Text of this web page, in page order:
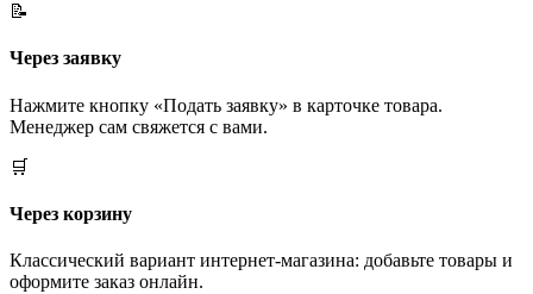
📝
Через заявку
Нажмите кнопку «Подать заявку» в карточке товара.
Менеджер сам свяжется с вами.
🛒
Через корзину
Классический вариант интернет-магазина: добавьте товары и
оформите заказ онлайн.